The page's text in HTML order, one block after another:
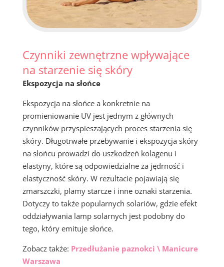
Czynniki zewnętrzne wpływające
na starzenie się skóry
Ekspozycja na słońce
Ekspozycja na słońce a konkretnie na
promieniowanie UV jest jednym z głównych
czynników przyspieszających proces starzenia się
skóry. Długotrwałe przebywanie i ekspozycja skóry
na słońcu prowadzi do uszkodzeń kolagenu i
elastyny, które są odpowiedzialne za jędrność i
elastyczność skóry. W rezultacie pojawiają się
zmarszczki, plamy starcze i inne oznaki starzenia.
Dotyczy to także popularnych solariów, gdzie efekt
oddziaływania lamp solarnych jest podobny do
tego, który emituje słońce.
Zobacz także: Przedłużanie paznokci \ Manicure
Warszawa